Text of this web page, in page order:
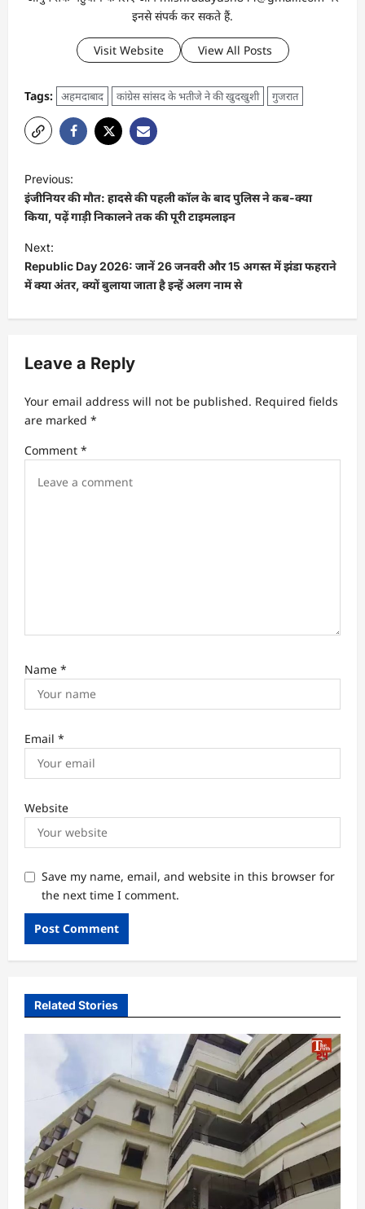
इनसे संपर्क कर सकते हैं.
Visit Website View All Posts
Tags: अहमदाबाद कांग्रेस सांसद के भतीजे ने की खुदखुशी गुजरात
Previous:
इंजीनियर की मौत: हादसे की पहली कॉल के बाद पुलिस ने कब-क्या
किया, पढ़ें गाड़ी निकालने तक की पूरी टाइमलाइन
Next:
Republic Day 2026: जानें 26 जनवरी और 15 अगस्त में झंडा फहराने
में क्या अंतर, क्यों बुलाया जाता है इन्हें अलग नाम से
Leave a Reply
Your email address will not be published. Required fields
are marked *
Comment *
Name *
Email *
Website
Save my name, email, and website in this browser for
the next time I comment.
Related Stories